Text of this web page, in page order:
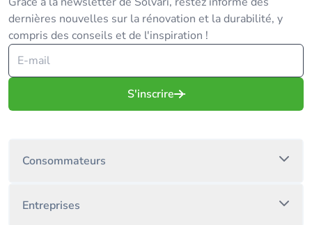
dernières nouvelles sur la rénovation et la durabilité, y
compris des conseils et de l'inspiration !
S'inscrire
Consommateurs
Entreprises